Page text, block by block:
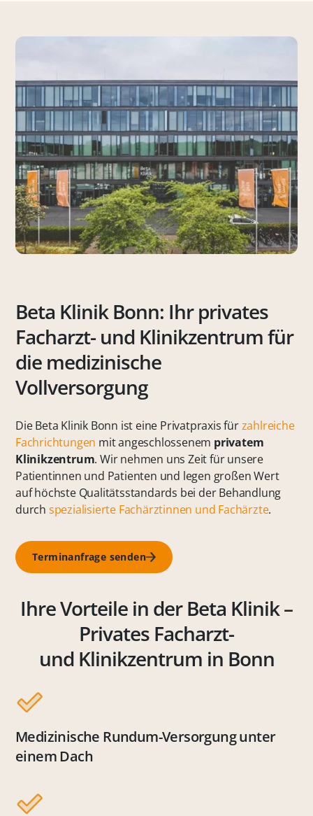
Beta Klinik Bonn: Ihr privates
Facharzt- und Klinikzentrum für
die medizinische
Vollversorgung
Die Beta Klinik Bonn ist eine Privatpraxis fürzahlreiche
Fachrichtungen mit angeschlossenem privatem
Klinikzentrum. Wir nehmen uns Zeit für unsere
Patientinnen und Patienten und legen großen Wert
auf höchste Qualitätsstandards bei der Behandlung
durch spezialisierte Fachärztinnen und Fachärzte.
Terminanfrage senden
Ihre Vorteile in der Beta Klinik –
Privates Facharzt-
und Klinikzentrum in Bonn
Medizinische Rundum-Versorgung unter
einem Dach